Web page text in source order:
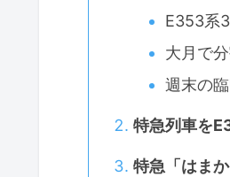
E353系
大月で
週末の
特急列車を
特急「はま